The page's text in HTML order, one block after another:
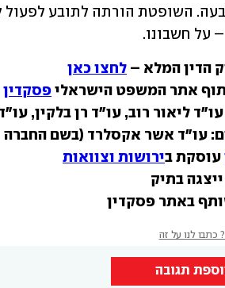
– על חשבונו.
הדין המלא – לחצו כאן
אתר המשפט הישראלי פסקדין
עוסקת בירושות וצוואות
לנו על זה
תגובה